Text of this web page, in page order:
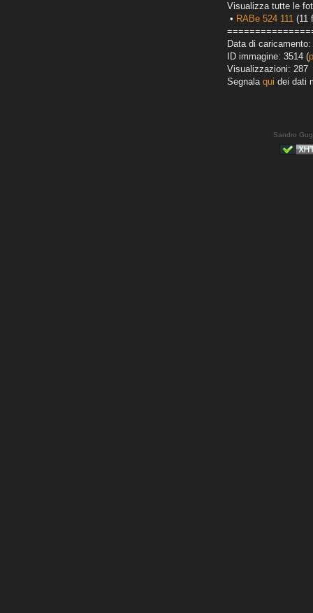
Visualizza tutte le
• RABe 524 111 (11
Data di
ID immagine: 3514 (
Visualizzazioni: 287
Segnala qui dei dati
Sandro